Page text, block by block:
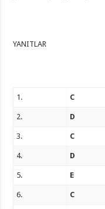
YANITLAR
1. C
2. D
3. C
4. D
5. E
6. C